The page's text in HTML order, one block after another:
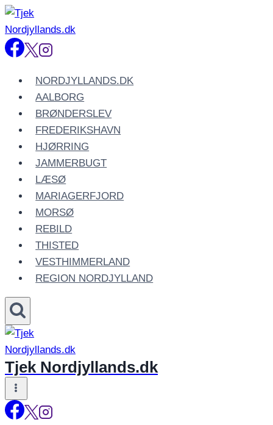
Fortsæt
til
indhold
NORDJYLLANDS.DK
AALBORG
BRØNDERSLEV
FREDERIKSHAVN
HJØRRING
JAMMERBUGT
LÆSØ
MARIAGERFJORD
MORSØ
REBILD
THISTED
VESTHIMMERLAND
REGION NORDJYLLAND
Tjek Nordjyllands.dk